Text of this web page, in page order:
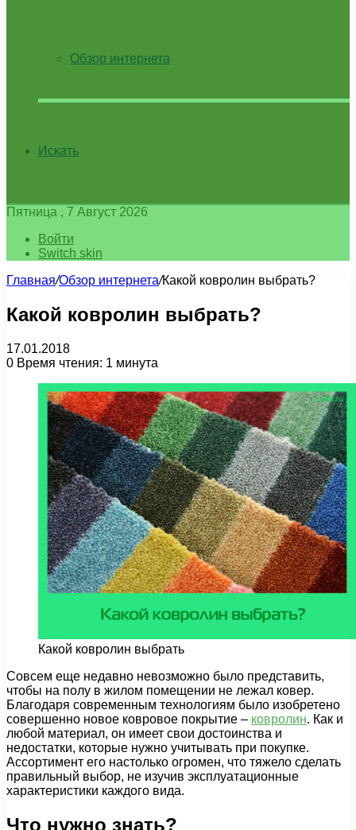
Обзор интернета
Искать
Пятница , 7 Август 2026
Войти
Switch skin
Главная/Обзор интернета/Какой ковролин выбрать?
Какой ковролин выбрать?
17.01.2018
0 Время чтения: 1 минута
Какой ковролин выбрать
Совсем еще недавно невозможно было представить,
чтобы на полу в жилом помещении не лежал ковер.
Благодаря современным технологиям было изобретено
совершенно новое ковровое покрытие – ковролин. Как и
любой материал, он имеет свои достоинства и
недостатки, которые нужно учитывать при покупке.
Ассортимент его настолько огромен, что тяжело сделать
правильный выбор, не изучив эксплуатационные
характеристики каждого вида.
Что нужно знать?